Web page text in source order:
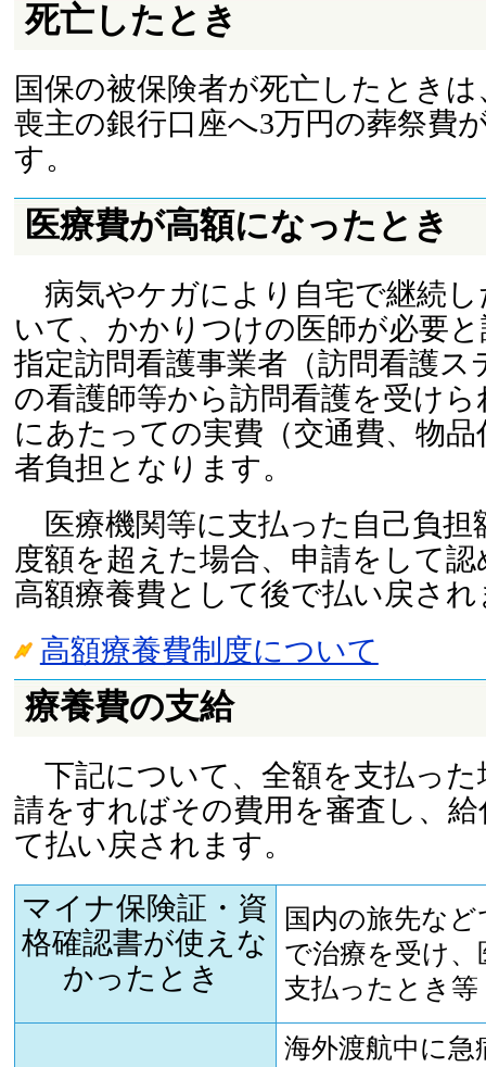
死亡したとき
国保の被保険者が死亡したとき
喪主の銀行口座へ3万円の葬祭費
す。
医療費が高額になったとき
病気やケガにより自宅で継続し
いて、かかりつけの医師が必要
指定訪問看護事業者（訪問看護ス
の看護師等から訪問看護を受け
にあたっての実費（交通費、物品
者負担となります。
医療機関等に支払った自己負担
度額を超えた場合、申請をして
高額療養費として後で払い戻され
高額療養費制度について
療養費の支給
下記について、全額を支払った
請をすればその費用を審査し、
て払い戻されます。
マイナ保険証・資
格確認書が使えな
かったとき
国内の旅先な
で治療を受け
支払ったとき等
海外渡航中に